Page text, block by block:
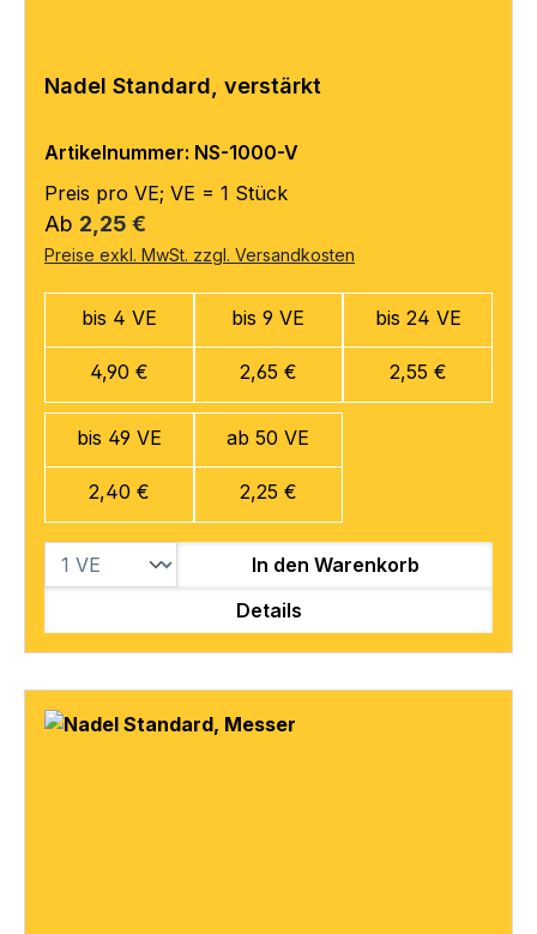
Nadel Standard, verstärkt
Artikelnummer: NS-1000-V
Preis pro VE; VE = 1 Stück
Regulärer Preis:
Ab 2,25 €
Preise exkl. MwSt. zzgl. Versandkosten
bis 4 VE
4,90 €
bis 9 VE
2,65 €
bis 24 VE
2,55 €
bis 49 VE
2,40 €
ab 50 VE
2,25 €
In den Warenkorb
Details